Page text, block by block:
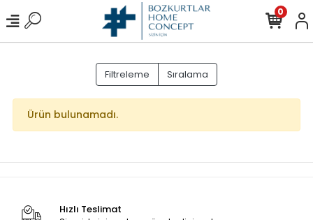
0
Filtreleme Sıralama
Ürün bulunamadı.
Hızlı Teslimat